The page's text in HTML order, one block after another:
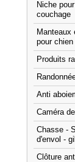
Niche
couchage
Manteaux
pour chien
Produits
Anti
Caméra
Chasse -
d'envol -
Clôture